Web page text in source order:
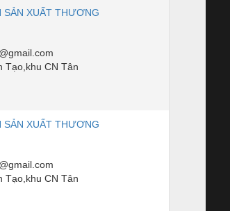
SẢN XUẤT THƯƠNG
Tạo,khu CN Tân
SẢN XUẤT THƯƠNG
Tạo,khu CN Tân